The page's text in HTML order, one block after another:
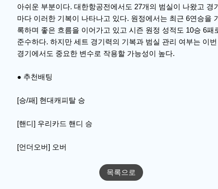
아쉬운 부분이다. 대한항공전에서도 27개의 범실이 나왔고 경
마다 이러한 기복이 나타나고 있다. 원정에서는 최근 6연승을
록하며 좋은 흐름을 이어가고 있고 시즌 원정 성적도 10승 6패
준수하다. 하지만 세트 경기력의 기복과 범실 관리 여부는 이번
경기에서도 중요한 변수로 작용할 가능성이 높다.
● 추천배팅
[승/패] 현대캐피탈 승
[핸디] 우리카드 핸디 승
[언더오버] 오버
목록으로